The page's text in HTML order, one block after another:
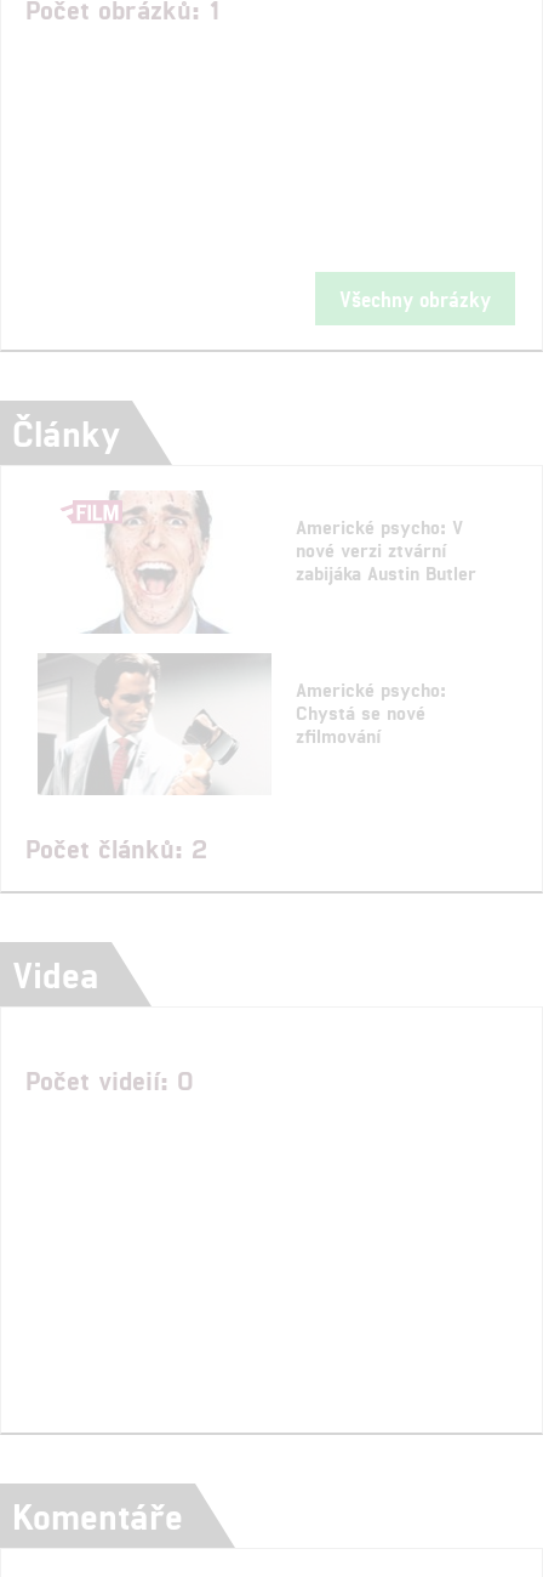
Počet obrázků: 1
Všechny obrázky
Články
Americké psycho: V
nové verzi ztvární
zabijáka Austin Butler
Americké psycho:
Chystá se nové
zfilmování
Počet článků: 2
Videa
Počet videií: 0
Komentáře